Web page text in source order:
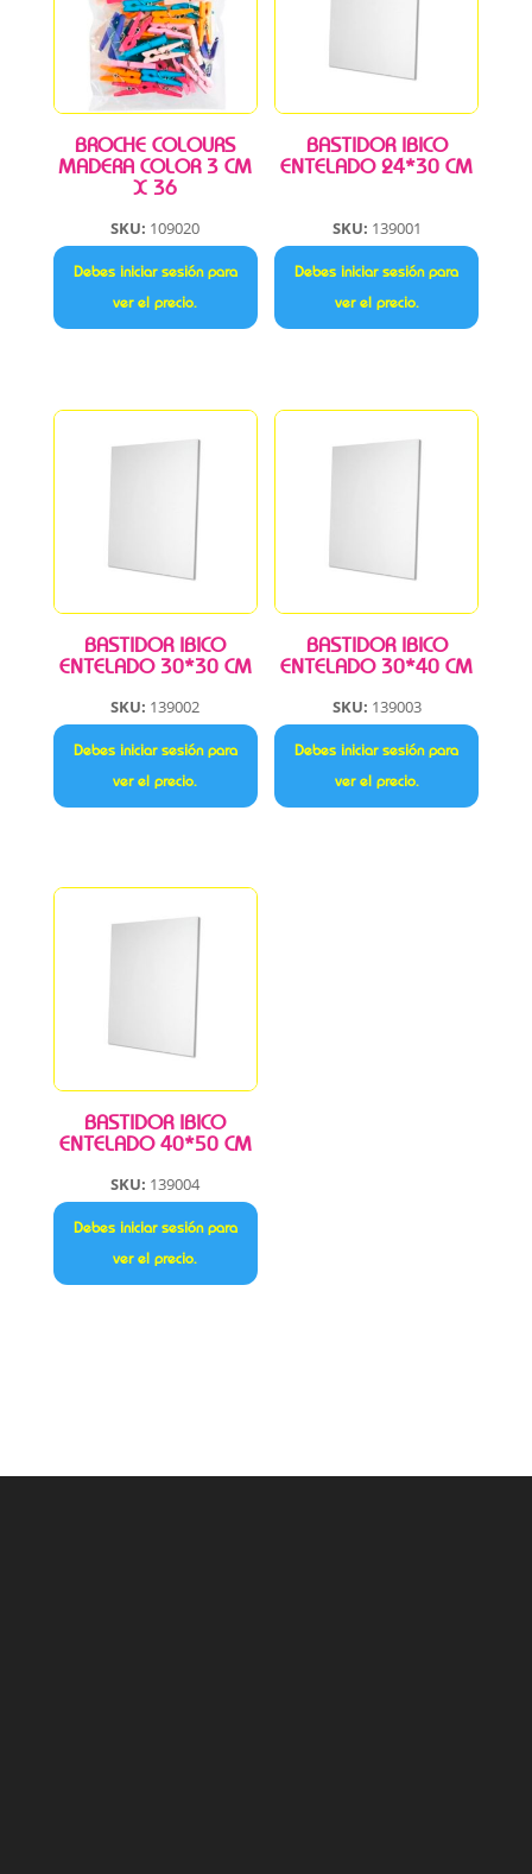
BROCHE COLOURS
MADERA COLOR 3 CM
X 36
SKU: 109020
Debes iniciar sesión para
ver el precio.
BASTIDOR IBICO
ENTELADO 24*30 CM
SKU: 139001
Debes iniciar sesión para
ver el precio.
BASTIDOR IBICO
ENTELADO 30*30 CM
SKU: 139002
Debes iniciar sesión para
ver el precio.
BASTIDOR IBICO
ENTELADO 30*40 CM
SKU: 139003
Debes iniciar sesión para
ver el precio.
BASTIDOR IBICO
ENTELADO 40*50 CM
SKU: 139004
Debes iniciar sesión para
ver el precio.